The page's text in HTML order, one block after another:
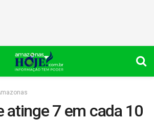
atinge 7 em cada 10